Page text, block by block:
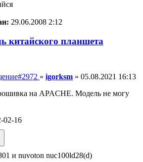
29.06.2008 2:12
китайского планшета
#2972 » igorksm » 05.08.2021 16:13
на APACHE. Модель не могу
02-16
и nuvoton nuc100ld28(d)